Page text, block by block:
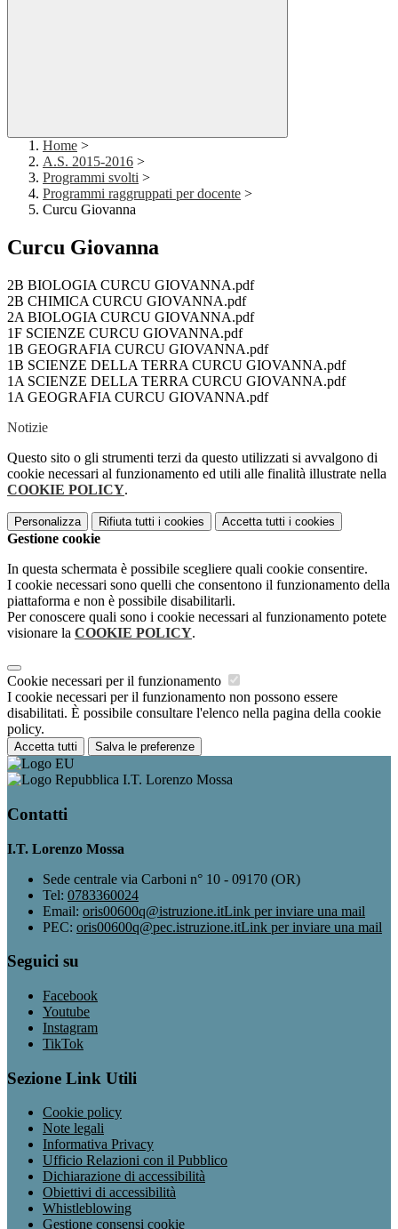
Home >
A.S. 2015-2016 >
Programmi svolti >
Programmi raggruppati per docente >
Curcu Giovanna
Curcu Giovanna
2B BIOLOGIA CURCU GIOVANNA.pdf
2B CHIMICA CURCU GIOVANNA.pdf
2A BIOLOGIA CURCU GIOVANNA.pdf
1F SCIENZE CURCU GIOVANNA.pdf
1B GEOGRAFIA CURCU GIOVANNA.pdf
1B SCIENZE DELLA TERRA CURCU GIOVANNA.pdf
1A SCIENZE DELLA TERRA CURCU GIOVANNA.pdf
1A GEOGRAFIA CURCU GIOVANNA.pdf
Notizie
Questo sito o gli strumenti terzi da questo utilizzati si avvalgono di
cookie necessari al funzionamento ed utili alle finalità illustrate nella
COOKIE POLICY.
Personalizza Rifiuta tutti i cookies Accetta tutti i cookies
Gestione cookie
In questa schermata è possibile scegliere quali cookie consentire.
I cookie necessari sono quelli che consentono il funzionamento della
piattaforma e non è possibile disabilitarli.
Per conoscere quali sono i cookie necessari al funzionamento potete
visionare la COOKIE POLICY.
Cookie necessari per il funzionamento
I cookie necessari per il funzionamento non possono essere
disabilitati. È possibile consultare l'elenco nella pagina della cookie
policy.
Accetta tutti Salva le preferenze
I.T. Lorenzo Mossa
Contatti
I.T. Lorenzo Mossa
Sede centrale via Carboni n° 10 - 09170 (OR)
Tel: 0783360024
Email: oris00600q@istruzione.itLink per inviare una mail
PEC: oris00600q@pec.istruzione.itLink per inviare una mail
Seguici su
Facebook
Youtube
Instagram
TikTok
Sezione Link Utili
Cookie policy
Note legali
Informativa Privacy
Ufficio Relazioni con il Pubblico
Dichiarazione di accessibilità
Obiettivi di accessibilità
Whistleblowing
Gestione consensi cookie